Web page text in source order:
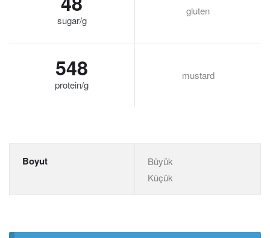
sugar/g
gluten
548
protein/g
mustard
Boyut
Büyük
Küçük